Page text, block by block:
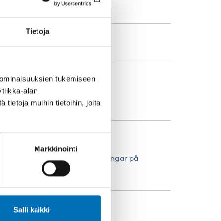
Tietoja
tukemiseen
alan
tietoja muihin tietoihin, joita
Markkinointi
Salli kaikki
enskilda föreläsningar på